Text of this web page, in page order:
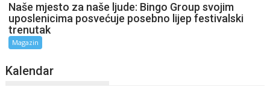
Naše mjesto za naše ljude: Bingo Group svojim
uposlenicima posvećuje posebno lijep festivalski
trenutak
Magazin
Kalendar